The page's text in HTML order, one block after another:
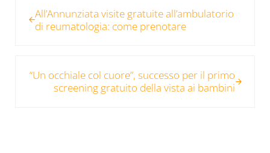
All’Annunziata visite gratuite all’ambulatorio
di reumatologia: come prenotare
“Un occhiale col cuore”, successo per il primo
screening gratuito della vista ai bambini